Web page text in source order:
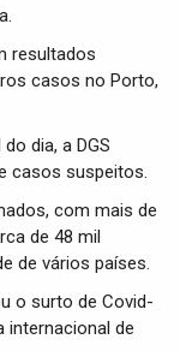
resultados
casos no Porto,
dia, a DGS
casos suspeitos.
com mais de
de 48 mil
de vários países.
o surto de Covid-
internacional de